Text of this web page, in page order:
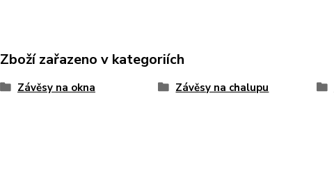
Zboží zařazeno v kategoriích
Závěsy na okna Závěsy na chalupu